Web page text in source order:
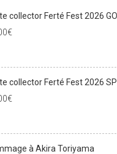
collector Ferté Fest 2026
€
collector Ferté Fest 2026
€
à Akira Toriyama